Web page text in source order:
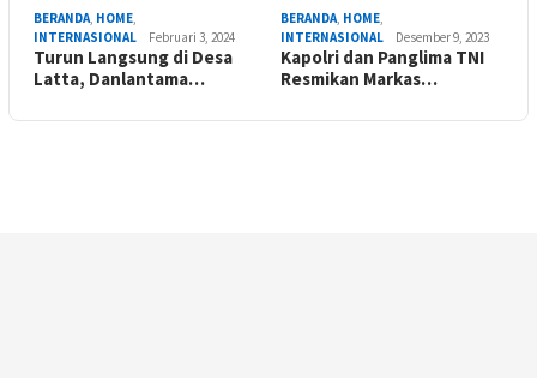
BERANDA, HOME,
INTERNASIONAL
Februari 3, 2024
Turun Langsung di Desa
Latta, Danlantama…
BERANDA, HOME,
INTERNASIONAL
Desember 9, 2023
Kapolri dan Panglima TNI
Resmikan Markas…